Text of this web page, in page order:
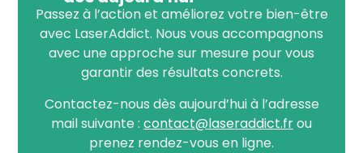
Passez à l’action et améliorez votre bien-être
avec LaserAddict. Nous vous accompagnons
avec une approche sur mesure pour vous
garantir des résultats concrets.
Contactez-nous dès aujourd’hui à l’adresse
mail suivante : contact@laseraddict.frou
prenez rendez-vous en ligne.